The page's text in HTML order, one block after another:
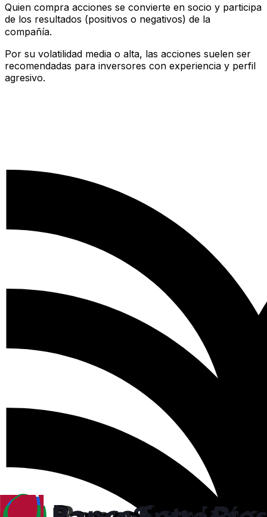
Quien compra acciones se convierte en socio y participa
de los resultados (positivos o negativos) de la
compañía.
Por su volatilidad media o alta, las acciones suelen ser
recomendadas para inversores con experiencia y perfil
agresivo.